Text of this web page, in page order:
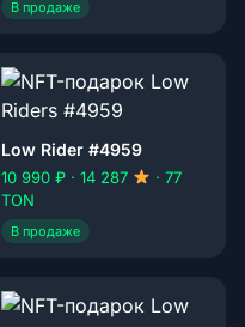
В продаже
Low Rider #4959
10 990 ₽ · 14 287
· 77
TON
В продаже